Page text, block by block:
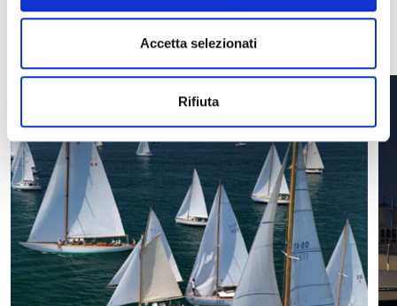
Accetta selezionati
Rifiuta
VEDI TUTTE